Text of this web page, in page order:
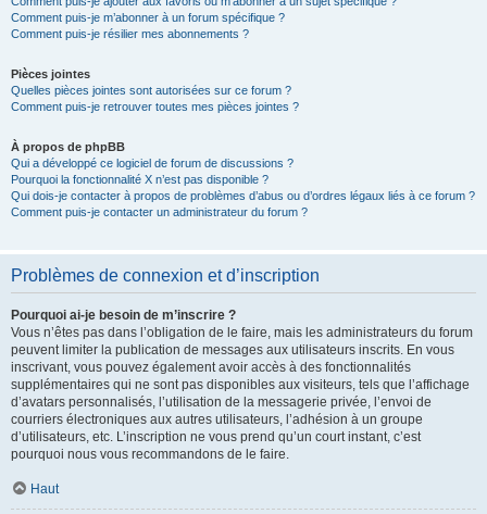
Comment puis-je m’abonner à un forum spécifique ?
Comment puis-je résilier mes abonnements ?
Pièces jointes
Quelles pièces jointes sont autorisées sur ce forum ?
Comment puis-je retrouver toutes mes pièces jointes ?
À propos de phpBB
Qui a développé ce logiciel de forum de discussions ?
Pourquoi la fonctionnalité X n’est pas disponible ?
Qui dois-je contacter à propos de problèmes d’abus ou d’ordres légaux liés à ce forum ?
Comment puis-je contacter un administrateur du forum ?
Problèmes de connexion et d’inscription
Pourquoi ai-je besoin de m’inscrire ?
Vous n’êtes pas dans l’obligation de le faire, mais les administrateurs du forum
peuvent limiter la publication de messages aux utilisateurs inscrits. En vous
inscrivant, vous pouvez également avoir accès à des fonctionnalités
supplémentaires qui ne sont pas disponibles aux visiteurs, tels que l’affichage
d’avatars personnalisés, l’utilisation de la messagerie privée, l’envoi de
courriers électroniques aux autres utilisateurs, l’adhésion à un groupe
d’utilisateurs, etc. L’inscription ne vous prend qu’un court instant, c’est
pourquoi nous vous recommandons de le faire.
Haut